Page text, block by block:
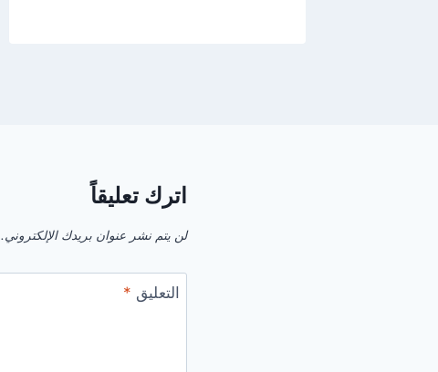
اترك تعليقاً
لن يتم نشر عنوان بريدك الإلكتروني.
التعليق *